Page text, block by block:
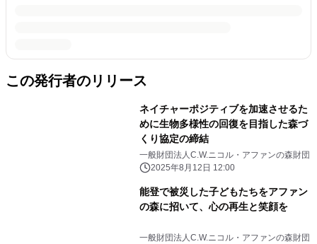
この発行者のリリース
ネイチャーポジティブを加速させるた
めに生物多様性の回復を目指した森づ
くり協定の締結
一般財団法人C.W.ニコル・アファンの森財団
2025年8月12日 12:00
能登で被災した子どもたちをアファン
の森に招いて、心の再生と笑顔を
一般財団法人C.W.ニコル・アファンの森財団